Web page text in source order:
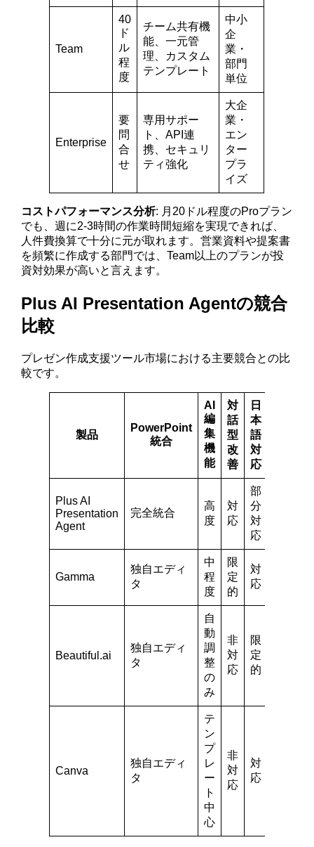
Team
40
ド
ル
程
度
チーム共有機
能、一元管
理、カスタム
テンプレート
中小
企
業・
部門
単位
Enterprise
要
問
合
せ
専用サポー
ト、API連
携、セキュリ
ティ強化
大企
業・
エン
ター
プラ
イズ
コストパフォーマンス分析: 月20ドル程度のProプラン
でも、週に2-3時間の作業時間短縮を実現できれば、
人件費換算で十分に元が取れます。営業資料や提案書
を頻繁に作成する部門では、Team以上のプランが投
資対効果が高いと言えます。
Plus AI Presentation Agentの競合
比較
プレゼン作成支援ツール市場における主要競合との比
較です。
製品
PowerPoint
統合
AI
編
集
機
能
対
話
型
改
善
日
本
語
対
応
Plus AI
Presentation
Agent
完全統合
高
度
対
応
部
分
対
応
Gamma
独自エディ
タ
中
程
度
限
定
的
対
応
Beautiful.ai
独自エディ
タ
自
動
調
整
の
み
非
対
応
限
定
的
Canva
独自エディ
タ
テ
ン
プ
レ
ー
ト
中
心
非
対
応
対
応